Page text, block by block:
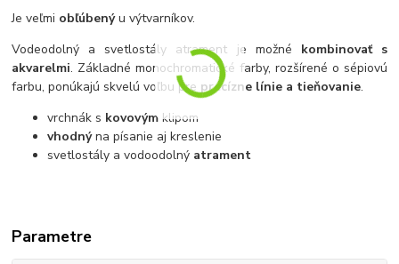
Je veľmi obľúbenýu výtvarníkov.
Vodeodolný a svetlostály atrament je možné kombinovať s
akvarelmi. Základné monochromatické farby, rozšírené o sépiovú
farbu, ponúkajú skvelú voľbu pre precízne línie a tieňovanie.
vrchnák s kovovýmklipom
vhodnýna písanie aj kreslenie
svetlostály a vodoodolný atrament
Parametre